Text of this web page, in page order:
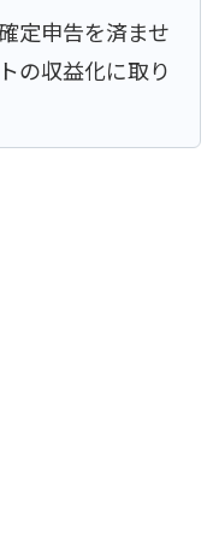
定申告を済ませ
の収益化に取り